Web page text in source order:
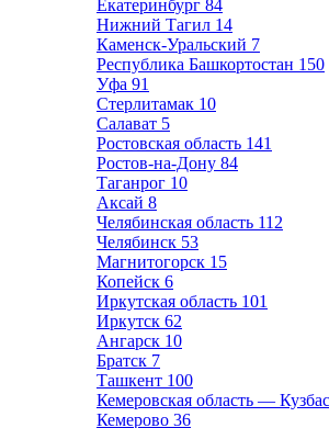
Екатеринбург 84
Нижний Тагил 14
Каменск-Уральский 7
Республика Башкортостан 150
Уфа 91
Стерлитамак 10
Салават 5
Ростовская область 141
Ростов-на-Дону 84
Таганрог 10
Аксай 8
Челябинская область 112
Челябинск 53
Магнитогорск 15
Копейск 6
Иркутская область 101
Иркутск 62
Ангарск 10
Братск 7
Ташкент 100
Кемеровская область —
Кемерово 36